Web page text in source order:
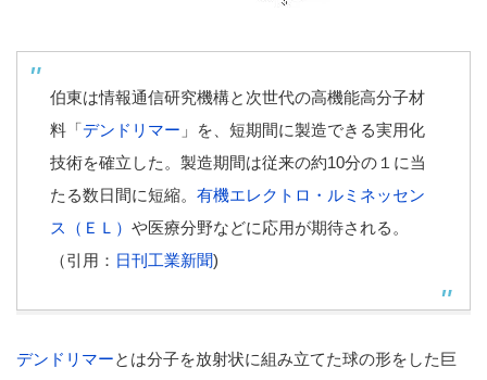
伯東は情報通信研究機構と次世代の高機能高分子材
料「デンドリマー 」を、短期間に製造できる実用化
技術を確立した。製造期間は従来の約10分の１に当
たる数日間に短縮。 有機エレクトロ・ルミネッセン
ス（ＥＬ） や医療分野などに応用が期待される。
（引用： 日刊工業新聞)
デンドリマーとは分子を放射状に組み立てた球の形をした巨